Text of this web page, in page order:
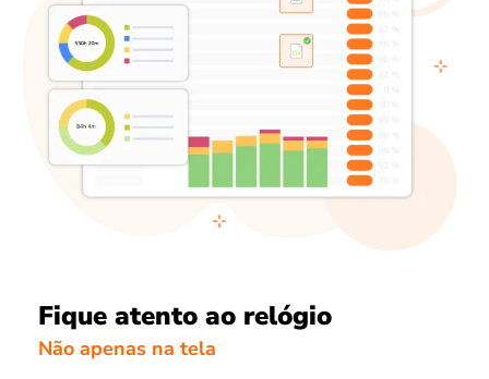
Fique atento ao relógio
Não apenas na tela